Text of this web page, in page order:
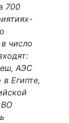
700
число
АЭС
Египте,